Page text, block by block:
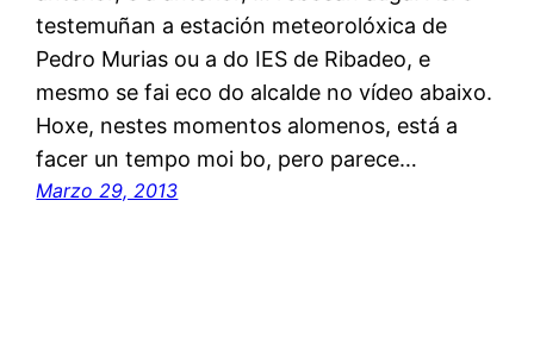
testemuñan a estación meteorolóxica de
Pedro Murias ou a do IES de Ribadeo, e
mesmo se fai eco do alcalde no vídeo abaixo.
Hoxe, nestes momentos alomenos, está a
facer un tempo moi bo, pero parece…
Marzo 29, 2013